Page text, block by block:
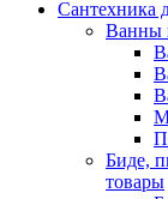
Сантехника
Ванны
Биде,
товары